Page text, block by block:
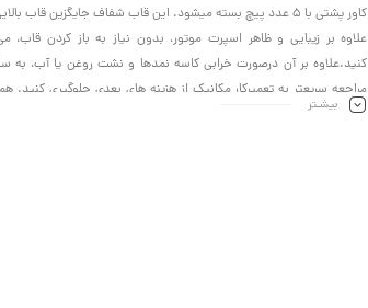
کاور پشتی با 5 عدد پیچ بسته میشود. این قاب شفاف جایگزین قاب
علاوه بر زیبایی و ظاهر اسپرت موتور، بدون نیاز به باز کردن قاب،
کنید.علاوه بر آن درصورت خرابی کاسه نمدها و نشت روغن یا آب،
موجود میباشد.
بیشـتر